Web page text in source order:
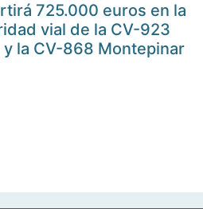
725.000 euros en la
vial de la CV-923
la CV-868 Montepinar